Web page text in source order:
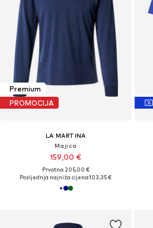
Premium
PROMOCIJA
LA MARTINA
Majica
159,00 €
Prvotno: 205,00 €
Posljednja najniža cijena:103,35 €